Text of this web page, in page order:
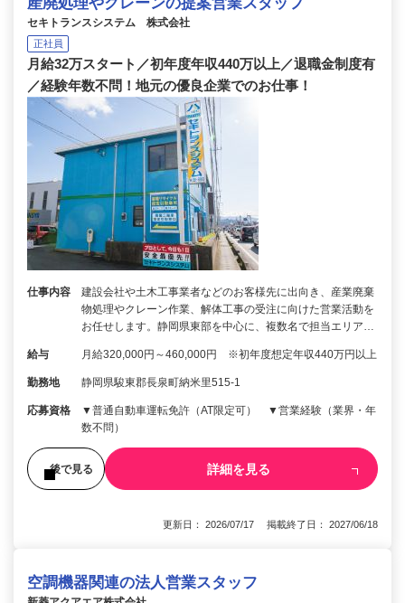
セキトランスシステム 株式会社
正社員
月給32万スタート／初年度年収440万以上／退職金制度有
／経験年数不問！地元の優良企業でのお仕事！
仕事内容
建設会社や土木工事業者などのお客様先に出向き、産業廃棄
物処理やクレーン作業、解体工事の受注に向けた営業活動を
お任せします。静岡県東部を中心に、複数名で担当エリア…
給与 月給320,000円～460,000円 ※初年度想定年収440万円以上
勤務地 静岡県駿東郡長泉町納米里515-1
応募資格
▼普通自動車運転免許（AT限定可） ▼営業経験（業界・年
数不問）
後で見る 詳細を見る
更新日： 2026/07/17 掲載終了日： 2027/06/18
空調機器関連の法人営業スタッフ